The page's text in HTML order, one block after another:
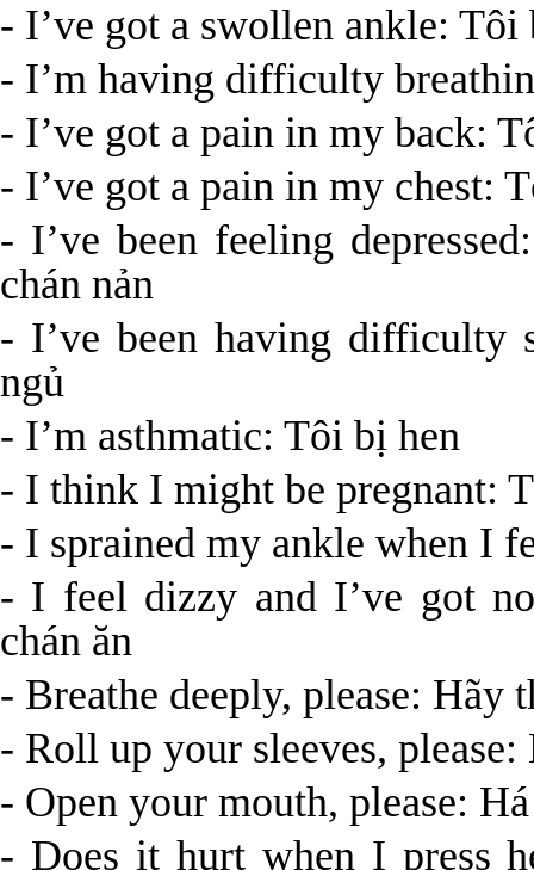
- I’ve got a swollen ankle: Tôi
- I’m having difficulty
- I’ve got a pain in my back:
- I’ve got a pain in my chest:
- I’ve been feeling
chán nản
- I’ve been having difficulty
ngủ
- I’m asthmatic: Tôi bị hen
- I think I might be pregnant:
- I sprained my ankle when I
- I feel dizzy and I’ve got
chán ăn
- Breathe deeply, please: Hãy
- Roll up your sleeves, please:
- Open your mouth, please:
- Does it hurt when I press